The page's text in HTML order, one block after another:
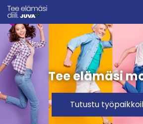
Tee elämäsi
Tutustu